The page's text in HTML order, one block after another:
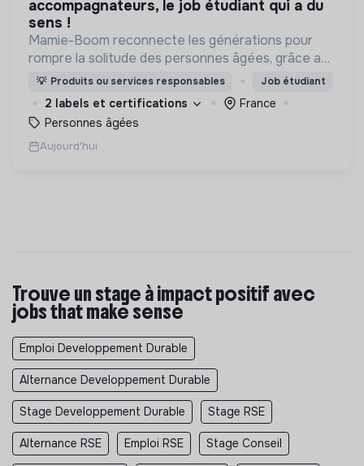
accompagnateurs, le job étudiant qui a du
sens !
Mamie-Boom reconnecte les générations pour
rompre la solitude des personnes âgées, grâce aux
visites d'étudiants chaque semaine.
💡 Produits ou services responsables Job étudiant
2 labels et certifications
France
Personnes âgées
Aujourd'hui
Trouve un stage à impact positif avec
jobs that make sense
Emploi Developpement Durable
Alternance Developpement Durable
Stage Developpement Durable Stage RSE
Alternance RSE Emploi RSE Stage Conseil